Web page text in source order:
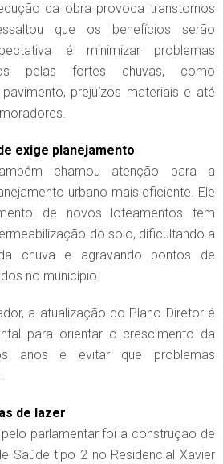
da obra provoca transtornos
que os benefícios serão
é minimizar problemas
pelas fortes chuvas, como
prejuízos materiais e até
exige planejamento
chamou atenção para a
urbano mais eficiente. Ele
de novos loteamentos tem
do solo, dificultando a
chuva e agravando pontos de
no município.
a atualização do Plano Diretor é
para orientar o crescimento da
anos e evitar que problemas
de lazer
parlamentar foi a construção de
Saúde tipo 2 no Residencial Xavier